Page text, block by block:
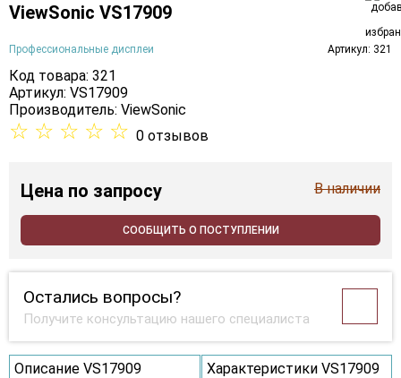
ViewSonic VS17909
Профессиональные дисплеи Артикул: 321
Код товара: 321
Артикул: VS17909
Производитель: ViewSonic
☆ ☆ ☆ ☆ ☆ 0 отзывов
Цена по запросу В наличии
СООБЩИТЬ О ПОСТУПЛЕНИИ
Остались вопросы?
Получите консультацию нашего специалиста
Описание VS17909
Характеристики VS17909